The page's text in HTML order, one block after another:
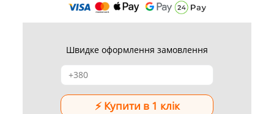
Швидке оформлення замовлення